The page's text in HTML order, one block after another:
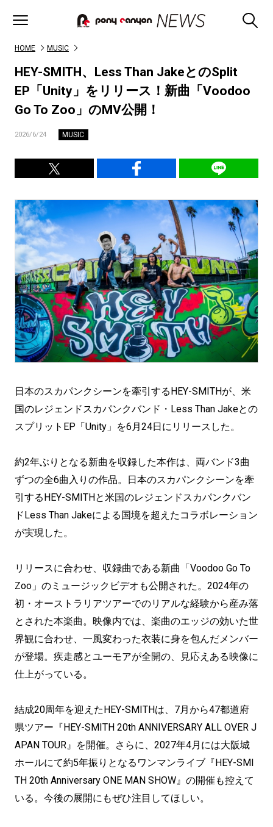
HOME MUSIC
HEY-SMITH、Less Than JakeとのSplit
EP「Unity」をリリース！新曲「Voodoo
Go To Zoo」のMV公開！
2026/6/24 MUSIC
日本のスカパンクシーンを牽引するHEY-SMITHが、米
国のレジェンドスカパンクバンド・Less Than Jakeとの
スプリットEP「Unity」を6月24日にリリースした。
約2年ぶりとなる新曲を収録した本作は、両バンド3曲
ずつの全6曲入りの作品。日本のスカパンクシーンを牽
引するHEY-SMITHと米国のレジェンドスカパンクバン
ドLess Than Jakeによる国境を超えたコラボレーション
が実現した。
リリースに合わせ、収録曲である新曲「Voodoo Go To
Zoo」のミュージックビデオも公開された。2024年の
初・オーストラリアツアーでのリアルな経験から産み落
とされた本楽曲。映像内では、楽曲のエッジの効いた世
界観に合わせ、一風変わった衣装に身を包んだメンバー
が登場。疾走感とユーモアが全開の、見応えある映像に
仕上がっている。
結成20周年を迎えたHEY-SMITHは、7月から47都道府
県ツアー『HEY-SMITH 20th ANNIVERSARY ALL OVER J
APAN TOUR』を開催。さらに、2027年4月には大阪城
ホールにて約5年振りとなるワンマンライブ『HEY-SMI
TH 20th Anniversary ONE MAN SHOW』の開催も控えて
いる。今後の展開にもぜひ注目してほしい。